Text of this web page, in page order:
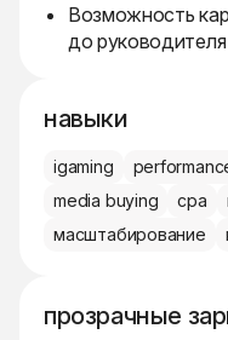
Возможность
до
навыки
igaming
media buying
cpa
масштабирование
прозрачные